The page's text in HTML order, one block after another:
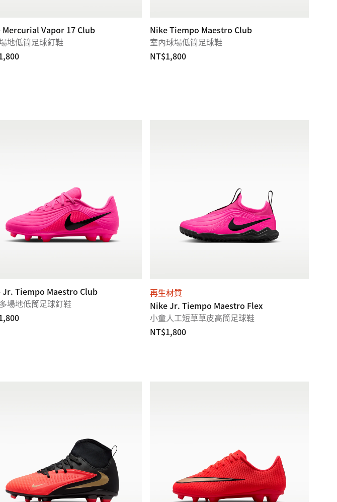
Mercurial Vapor 17 Club
地低筒足球釘鞋
Nike Tiempo Maestro Club
室內球場低筒足球鞋
NT$1,800
Jr. Tiempo Maestro Club
場地低筒足球釘鞋
再生材質
Nike Jr. Tiempo Maestro Flex
小童人工短草草皮高筒足球鞋
NT$1,800